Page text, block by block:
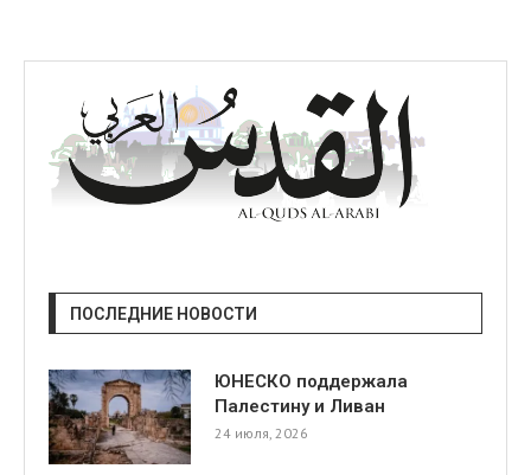
ПОСЛЕДНИЕ НОВОСТИ
ЮНЕСКО поддержала
Палестину и Ливан
24 июля, 2026